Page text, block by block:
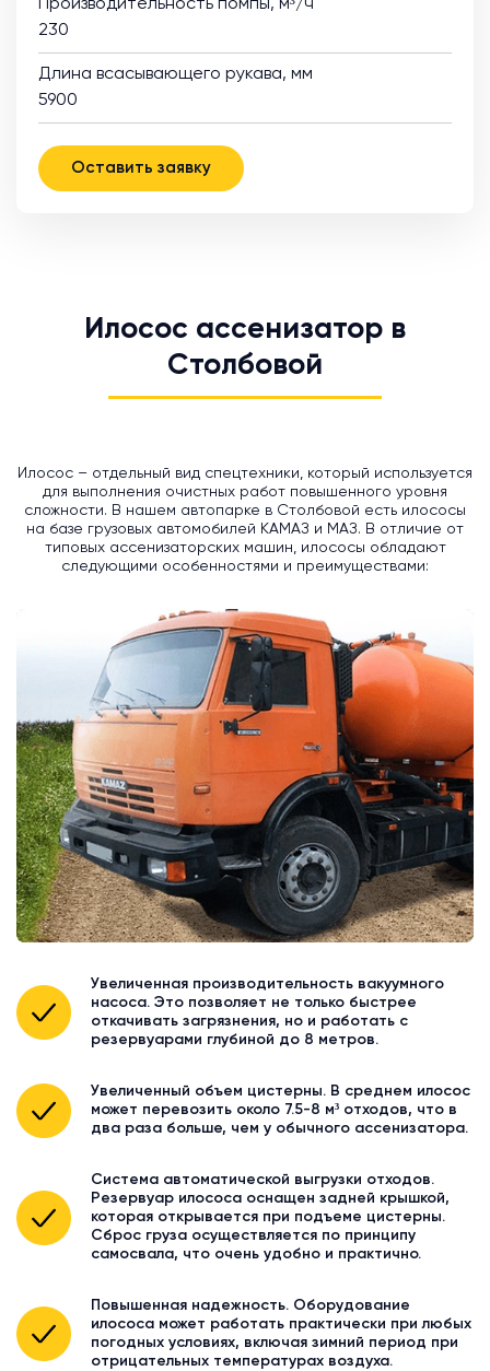
Производительность помпы, м³/ч
230
Длина всасывающего рукава, мм
5900
Оставить заявку
Илосос ассенизатор в
Столбовой
Илосос – отдельный вид спецтехники, который используется
для выполнения очистных работ повышенного уровня
сложности. В нашем автопарке в Столбовой есть илососы
на базе грузовых автомобилей КАМАЗ и МАЗ. В отличие от
типовых ассенизаторских машин, илососы обладают
следующими особенностями и преимуществами:
Увеличенная производительность вакуумного
насоса. Это позволяет не только быстрее
откачивать загрязнения, но и работать с
резервуарами глубиной до 8 метров.
Увеличенный объем цистерны. В среднем илосос
может перевозить около 7.5-8 м³ отходов, что в
два раза больше, чем у обычного ассенизатора.
Система автоматической выгрузки отходов.
Резервуар илососа оснащен задней крышкой,
которая открывается при подъеме цистерны.
Сброс груза осуществляется по принципу
самосвала, что очень удобно и практично.
Повышенная надежность. Оборудование
илососа может работать практически при любых
погодных условиях, включая зимний период при
отрицательных температурах воздуха.